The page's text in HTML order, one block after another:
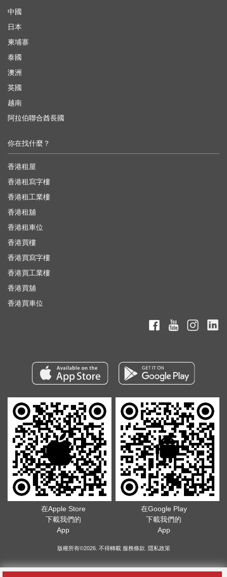
中國
日本
柬埔寨
泰國
澳洲
英國
越南
阿拉伯聯合酋長國
你在找什麼？
香港租屋
香港租寫字樓
香港租工業樓
香港租舖
香港租車位
香港買樓
香港買寫字樓
香港買工業樓
香港買舖
香港買車位
在Apple Store
下載我們的
App
在Google Play
下載我們的
App
版權所有©2026. 不得轉載 服務條款 隱私政策